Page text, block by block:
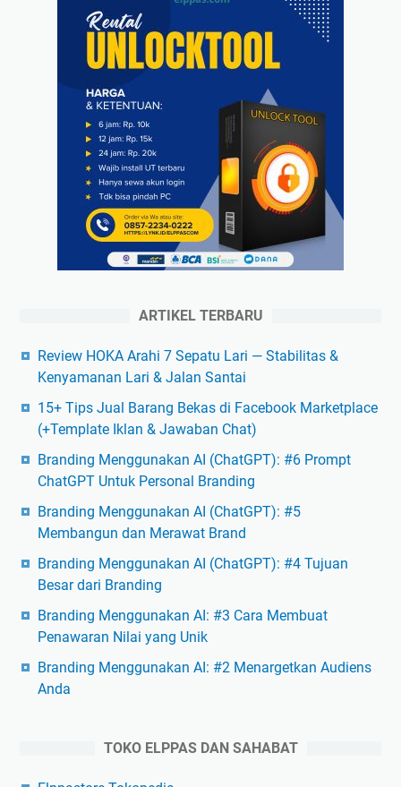
ARTIKEL TERBARU
Review HOKA Arahi 7 Sepatu Lari — Stabilitas &
Kenyamanan Lari & Jalan Santai
15+ Tips Jual Barang Bekas di Facebook Marketplace
(+Template Iklan & Jawaban Chat)
Branding Menggunakan AI (ChatGPT): #6 Prompt
ChatGPT Untuk Personal Branding
Branding Menggunakan AI (ChatGPT): #5
Membangun dan Merawat Brand
Branding Menggunakan AI (ChatGPT): #4 Tujuan
Besar dari Branding
Branding Menggunakan AI: #3 Cara Membuat
Penawaran Nilai yang Unik
Branding Menggunakan AI: #2 Menargetkan Audiens
Anda
TOKO ELPPAS DAN SAHABAT